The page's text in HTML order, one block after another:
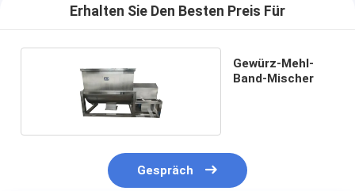
Erhalten Sie Den Besten Preis Für
Gewürz-Mehl-
Band-Mischer
Gespräch